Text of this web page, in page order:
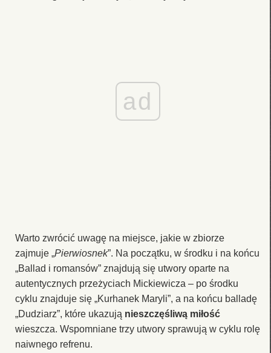
ad
Warto zwrócić uwagę na miejsce, jakie w zbiorze
zajmuje „Pierwiosnek”. Na początku, w środku i na końcu
„Ballad i romansów” znajdują się utwory oparte na
autentycznych przeżyciach Mickiewicza – po środku
cyklu znajduje się „Kurhanek Maryli”, a na końcu balladę
„Dudziarz”, które ukazują nieszczęśliwą miłość
wieszcza. Wspomniane trzy utwory sprawują w cyklu rolę
naiwnego refrenu.